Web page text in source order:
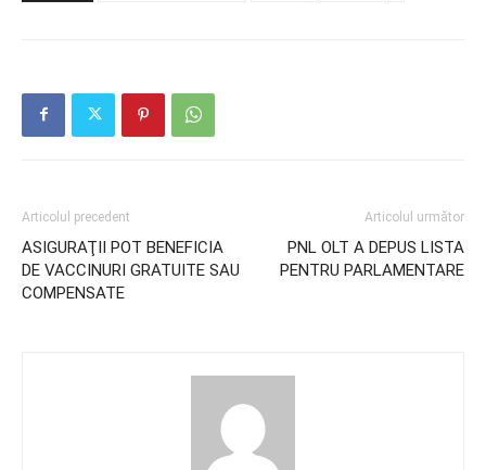
Articolul precedent
ASIGURAŢII POT BENEFICIA
DE VACCINURI GRATUITE SAU
COMPENSATE
Articolul următor
PNL OLT A DEPUS LISTA
PENTRU PARLAMENTARE